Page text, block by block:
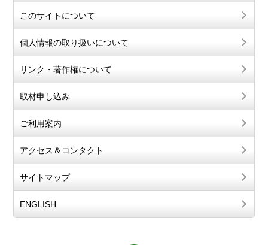
このサイトについて
個人情報の取り扱いについて
リンク・著作権について
取材申し込み
ご利用案内
アクセス＆コンタクト
サイトマップ
ENGLISH